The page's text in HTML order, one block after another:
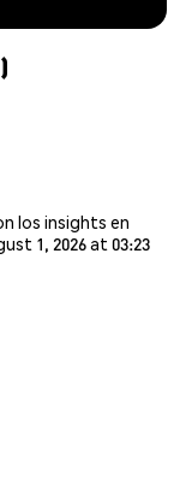
los insights en
1, 2026 at 03:23